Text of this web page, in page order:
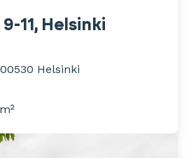
11, Helsinki
Helsinki